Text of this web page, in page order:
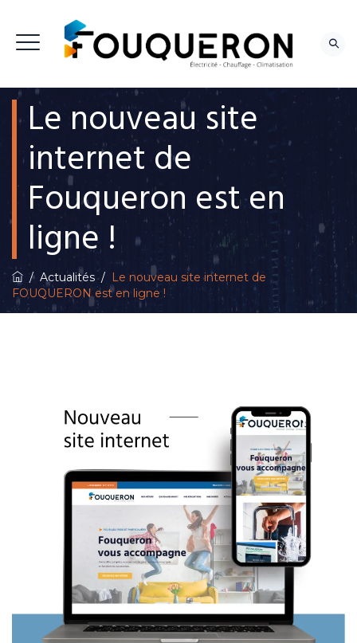
NOUS CONTACTER
Le nouveau site
internet de
Fouqueron est en
ligne !
/ Actualités/ Le nouveau site internet de
FOUQUERON est en ligne !